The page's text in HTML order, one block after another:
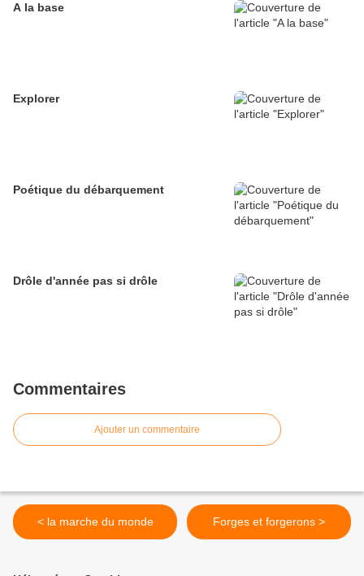
A la base
Explorer
Poétique du débarquement
Drôle d'année pas si drôle
Commentaires
Ajouter un commentaire
< la marche du monde Forges et forgerons >